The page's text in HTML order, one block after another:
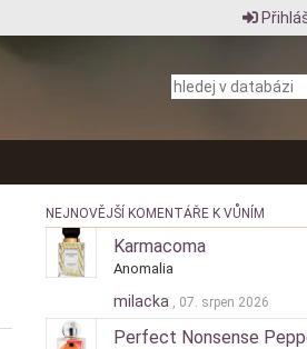
NEJNOVĚJŠÍ KOMENTÁŘE K VŮNÍM
Karmacoma
Anomalia
milacka , 07. srpen 2026
Perfect Nonsense